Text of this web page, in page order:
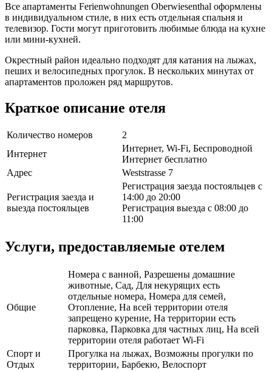
Все апартаменты Ferienwohnungen Oberwiesenthal оформлены
в индивидуальном стиле, в них есть отдельная спальня и
телевизор. Гости могут приготовить любимые блюда на кухне
или мини-кухней.
Окрестный район идеально подходят для катания на лыжах,
пеших и велосипедных прогулок. В нескольких минутах от
апартаментов проложен ряд маршрутов.
Краткое описание отеля
Количество номеров
2
Интернет
Интернет, Wi-Fi, Беспроводной
Интернет бесплатно
Адрес
Weststrasse 7
Регистрация заезда и
выезда постояльцев
Регистрация заезда постояльцев с
14:00 до 20:00
Регистрация выезда с 08:00 до
11:00
Услуги, предоставляемые отелем
Общие
Номера с ванной, Разрешены домашние
животные, Сад, Для некурящих есть
отдельные номера, Номера для семей,
Отопление, На всей территории отеля
запрещено курение, На территории есть
парковка, Парковка для частных лиц, На всей
территории отеля работает Wi-Fi
Спорт и
Отдых
Прогулка на лыжах, Возможны прогулки по
территории, Барбекю, Велоспорт